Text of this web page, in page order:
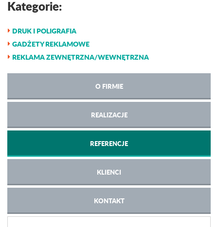
Kategorie:
DRUK I POLIGRAFIA
GADŻETY REKLAMOWE
REKLAMA ZEWNĘTRZNA/WEWNĘTRZNA
O FIRMIE
REALIZACJE
REFERENCJE
KLIENCI
KONTAKT